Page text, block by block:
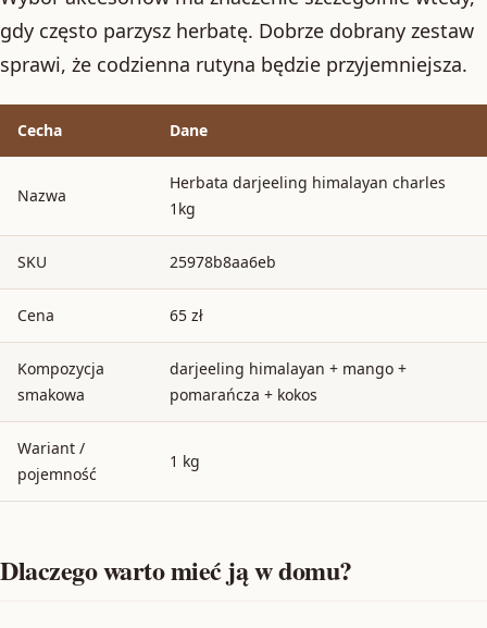
gdy często parzysz herbatę. Dobrze dobrany zestaw
sprawi, że codzienna rutyna będzie przyjemniejsza.
Cecha Dane
Nazwa
Herbata darjeeling himalayan charles
1kg
SKU 25978b8aa6eb
Cena 65 zł
Kompozycja
smakowa
darjeeling himalayan + mango +
pomarańcza + kokos
Wariant /
pojemność
1 kg
Dlaczego warto mieć ją w domu?